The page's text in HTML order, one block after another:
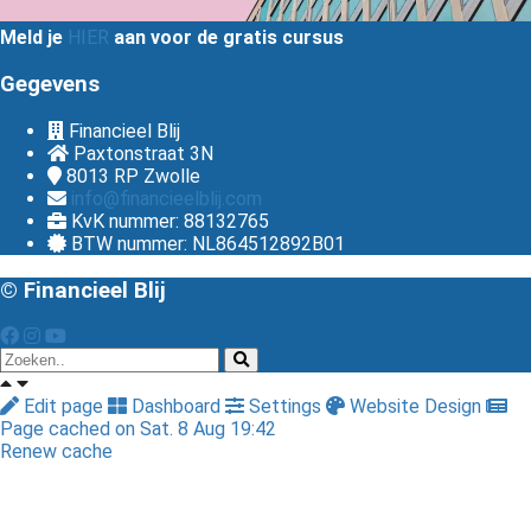
Meld je HIER aan voor de gratis cursus
Gegevens
Financieel Blij
Paxtonstraat 3N
8013 RP Zwolle
info@financieelblij.com
KvK nummer: 88132765
BTW nummer: NL864512892B01
© Financieel Blij
Edit page Dashboard Settings
Website Design
Page cached on Sat. 8 Aug 19:42
Renew cache